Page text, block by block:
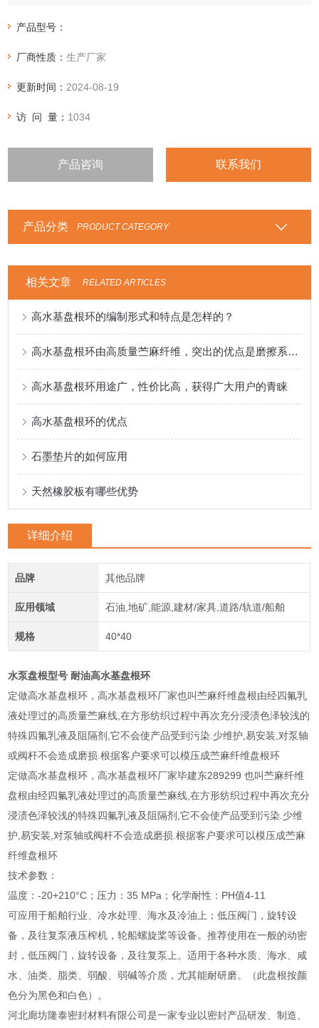
少维护,易安装,对泵轴或阀杆不会造成磨损.根据客户要求可以
产品型号：
厂商性质：生产厂家
更新时间： 2024-08-19
访 问 量： 1034
产品咨询 联系我们
产品分类 PRODUCT CATEGORY
相关文章 RELATED ARTICLES
高水基盘根环的编制形式和特点是怎样的？
高水基盘根环由高质量苎麻纤维，突出的优点是磨擦系数极低，不磨轴，防腐蚀
高水基盘根环用途广，性价比高，获得广大用户的青睐
高水基盘根环的优点
石墨垫片的如何应用
天然橡胶板有哪些优势
详细介绍
品牌 其他品牌
应用领域 石油,地矿,能源,建材/家具,道路/轨道/船舶
规格 40*40
水泵盘根型号 耐油高水基盘根环
定做高水基盘根环，高水基盘根环厂家也叫苎麻纤维盘根由经四氟乳
液处理过的高质量苎麻线,在方形纺织过程中再次充分浸渍色泽较浅的
特殊四氟乳液及阻隔剂,它不会使产品受到污染.少维护,易安装,对泵轴
或阀杆不会造成磨损.根据客户要求可以模压成苎麻纤维盘根环
定做高水基盘根环，高水基盘根环厂家毕建东289299 也叫苎麻纤维
盘根由经四氟乳液处理过的高质量苎麻线,在方形纺织过程中再次充分
浸渍色泽较浅的特殊四氟乳液及阻隔剂,它不会使产品受到污染.少维
护,易安装,对泵轴或阀杆不会造成磨损.根据客户要求可以模压成苎麻
纤维盘根环
技术参数：
温度：-20+210°C；压力：35 MPa；化学耐性：PH值4-11
可应用于船舶行业、冷水处理、海水及冷油上；低压阀门，旋转设
备，及往复泵液压榨机，轮船螺旋桨等设备。推荐使用在一般的动密
封，低压阀门，旋转设备，及往复泵上。适用于各种水质、海水、咸
水、油类、脂类、弱酸、弱碱等介质，尤其能耐研磨。（此盘根按颜
色分为黑色和白色）。
河北廊坊隆泰密封材料有限公司是一家专业以密封产品研发、制造、